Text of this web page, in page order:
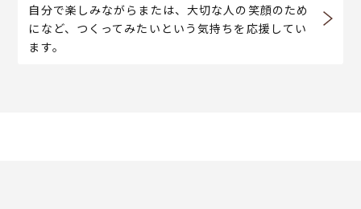
自分で楽しみながらまたは、大切な人の笑顔のため
になど、つくってみたいという気持ちを応援してい
ます。